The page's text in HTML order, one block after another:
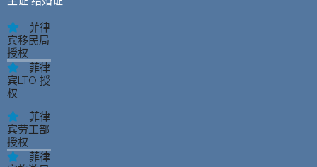
菲律
宾移民局
授权
菲律
宾LTO 授
权
菲律
宾劳工部
授权
菲律